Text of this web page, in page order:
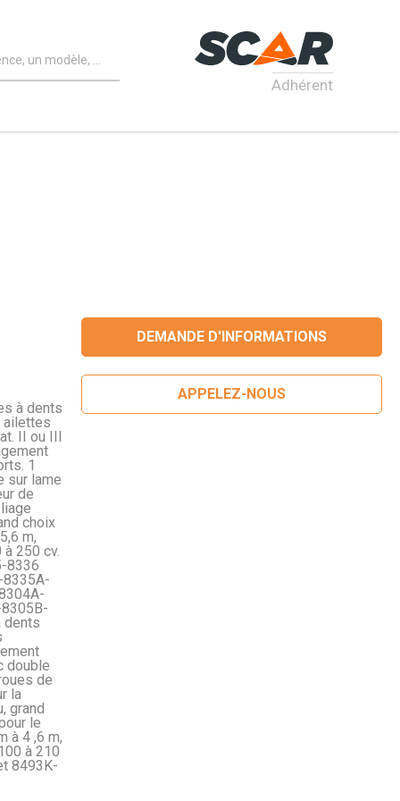
Adhérent
à dents
ailettes
II ou III
1
sur lame
de
choix
m,
250 cv.
8336
dents
double
de
la
grand
le
à 4 ,6 m,
à 210
8493K-
DEMANDE D'INFORMATIONS
APPELEZ-NOUS